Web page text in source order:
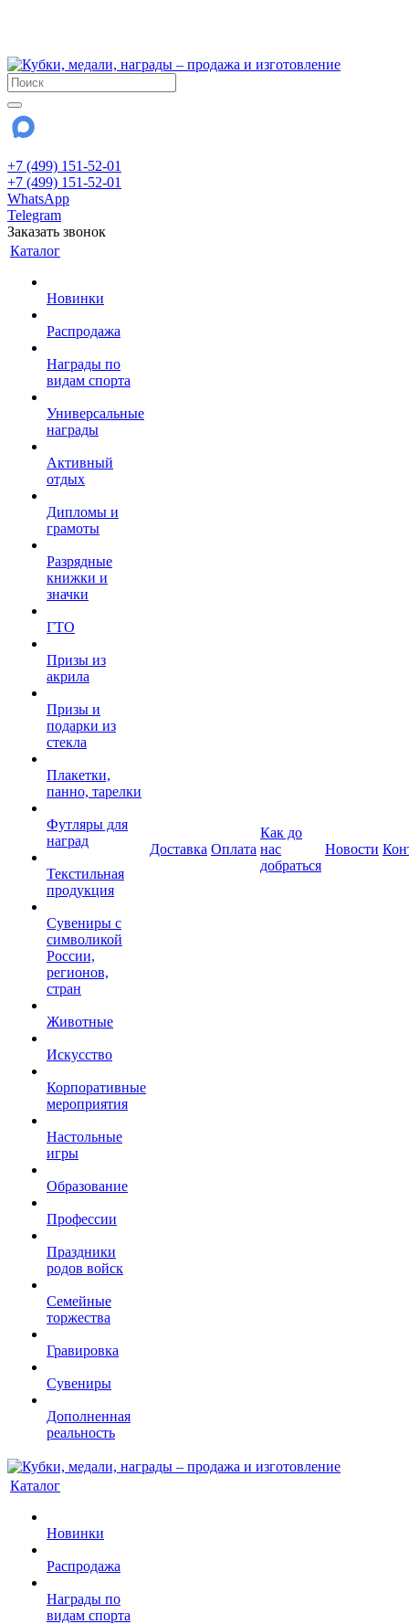
+7 (499) 151-52-01
+7 (499) 151-52-01
WhatsApp
Telegram
Заказать звонок
Каталог
Новинки
Распродажа
Награды по
видам спорта
Универсальные
награды
Активный
отдых
Дипломы и
грамоты
Разрядные
книжки и
значки
ГТО
Призы из
акрила
Призы и
подарки из
стекла
Плакетки,
панно, тарелки
Футляры для
наград
Текстильная
продукция
Сувениры с
символикой
России,
регионов,
стран
Животные
Искусство
Корпоративные
мероприятия
Настольные
игры
Образование
Профессии
Праздники
родов войск
Семейные
торжества
Гравировка
Сувениры
Дополненная
реальность
Доставка Оплата
Как до
нас
добраться
Новости
Каталог
Новинки
Распродажа
Награды по
видам спорта